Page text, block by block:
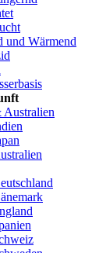
und Wärmend
Australien